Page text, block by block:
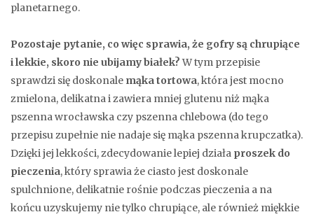
planetarnego.
Pozostaje pytanie, co więc sprawia, że gofry są chrupiące
i lekkie, skoro nie ubijamy białek?W tym przepisie
sprawdzi się doskonale mąka tortowa, która jest mocno
zmielona, delikatna i zawiera mniej glutenu niż mąka
pszenna wrocławska czy pszenna chlebowa (do tego
przepisu zupełnie nie nadaje się mąka pszenna krupczatka).
Dzięki jej lekkości, zdecydowanie lepiej działa proszek do
pieczenia, który sprawia że ciasto jest doskonale
spulchnione, delikatnie rośnie podczas pieczenia a na
końcu uzyskujemy nie tylko chrupiące, ale również miękkie